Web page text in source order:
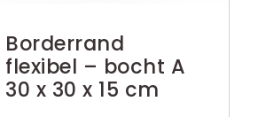
Borderrand
flexibel – bocht A
30 x 30 x 15 cm